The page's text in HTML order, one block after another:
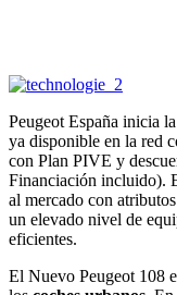
Peugeot España inicia
ya disponible en la red
con Plan PIVE y
Financiación incluido).
al mercado con
un elevado nivel de
eficientes.
El Nuevo Peugeot 108